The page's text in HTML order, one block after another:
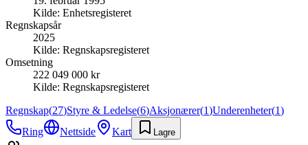
Kilde: Enhetsregisteret
Regnskapsår
2025
Kilde: Regnskapsregisteret
Omsetning
222 049 000 kr
Kilde: Regnskapsregisteret
Regnskap(27)Styre & Ledelse(6)Aksjonærer(1)Underenheter(1)
Ring
Nettside Kart Lagre